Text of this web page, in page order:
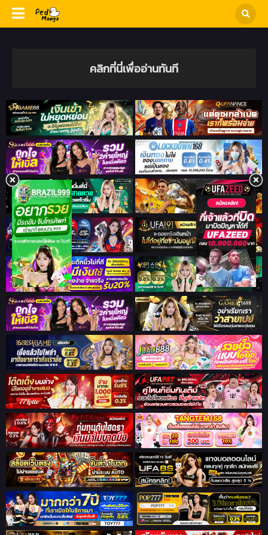
คลิกที่นี่เพื่ออ่านทันที